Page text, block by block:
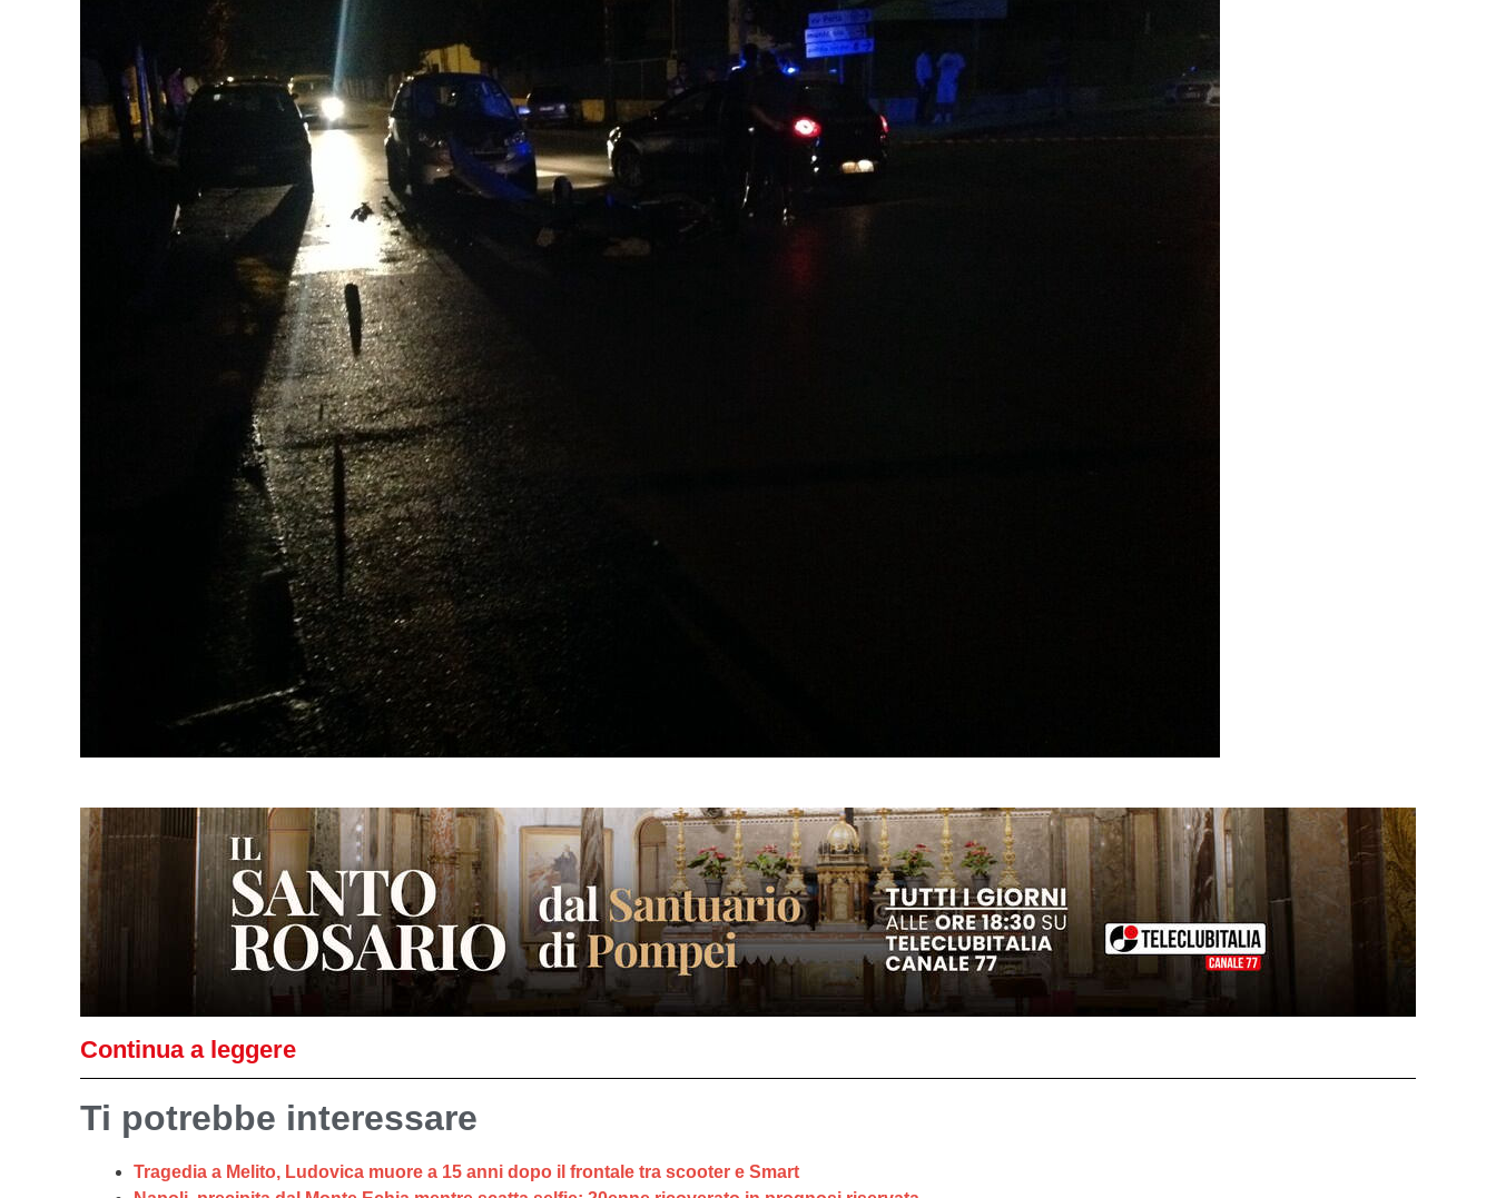
Continua a leggere
Ti potrebbe interessare
Tragedia a Melito, Ludovica muore a 15 anni dopo il frontale tra scooter e Smart